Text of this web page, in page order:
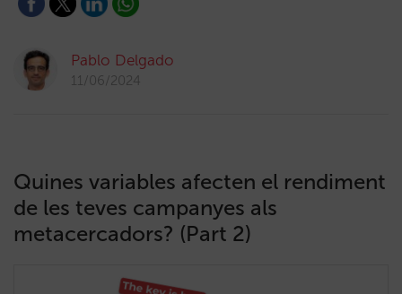
Pablo Delgado
11/06/2024
Quines variables afecten el rendiment
de les teves campanyes als
metacercadors? (Part 2)